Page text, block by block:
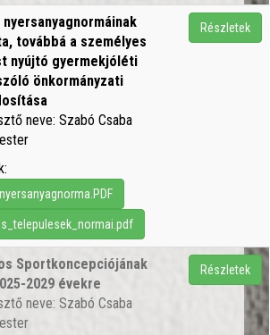
továbbá a személyes
nyújtó gyermekjóléti
önkormányzati
neve: Szabó Csaba
Részletek
Sportkoncepciójának
2029 évekre
neve: Szabó Csaba
Részletek